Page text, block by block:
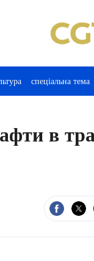
спеціальна тема
в